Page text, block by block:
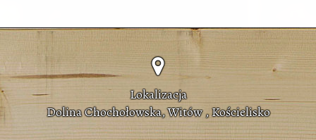
Lokalizacja
Dolina Chochołowska, Witów , Kościelisko